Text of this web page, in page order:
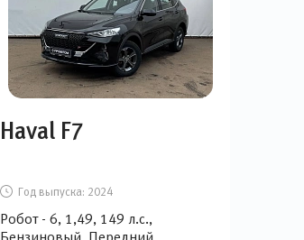
Haval F7
Год выпуска: 2024
Робот - 6, 1,49, 149 л.с.,
Бензиновый, Передний